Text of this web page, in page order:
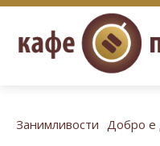
Занимливости Добро е